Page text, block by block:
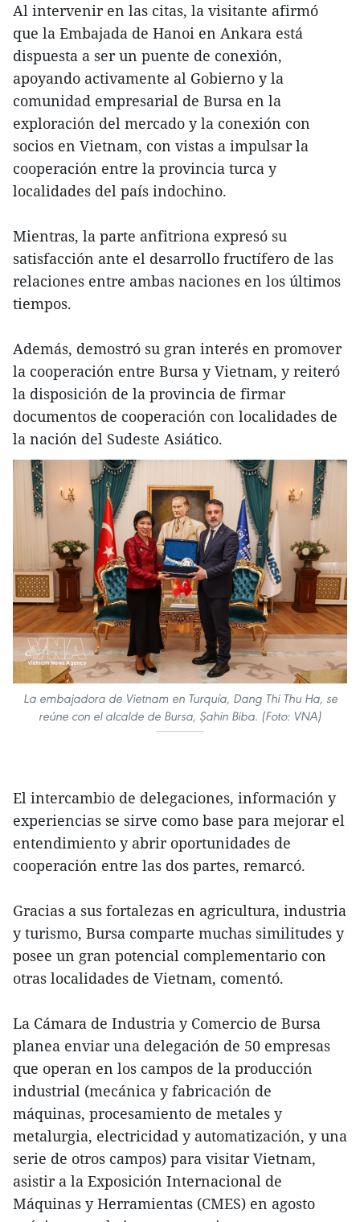
Al intervenir en las citas, la visitante afirmó
que la Embajada de Hanoi en Ankara está
dispuesta a ser un puente de conexión,
apoyando activamente al Gobierno y la
comunidad empresarial de Bursa en la
exploración del mercado y la conexión con
socios en Vietnam, con vistas a impulsar la
cooperación entre la provincia turca y
localidades del país indochino.
Mientras, la parte anfitriona expresó su
satisfacción ante el desarrollo fructífero de las
relaciones entre ambas naciones en los últimos
tiempos.
Además, demostró su gran interés en promover
la cooperación entre Bursa y Vietnam, y reiteró
la disposición de la provincia de firmar
documentos de cooperación con localidades de
la nación del Sudeste Asiático.
La embajadora de Vietnam en Turquía, Dang Thi Thu Ha, se
reúne con el alcalde de Bursa, Şahin Biba. (Foto: VNA)
El intercambio de delegaciones, información y
experiencias se sirve como base para mejorar el
entendimiento y abrir oportunidades de
cooperación entre las dos partes, remarcó.
Gracias a sus fortalezas en agricultura, industria
y turismo, Bursa comparte muchas similitudes y
posee un gran potencial complementario con
otras localidades de Vietnam, comentó.
La Cámara de Industria y Comercio de Bursa
planea enviar una delegación de 50 empresas
que operan en los campos de la producción
industrial (mecánica y fabricación de
máquinas, procesamiento de metales y
metalurgia, electricidad y automatización, y una
serie de otros campos) para visitar Vietnam,
asistir a la Exposición Internacional de
Máquinas y Herramientas (CMES) en agosto